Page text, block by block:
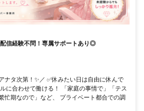
信経験不問！専属サポートあり◎
ナタ次第！✨／ ✅休みたい日は自由に休んで
に合わせて働ける！ 「家庭の事情で」「テス
忙期なので」など、 プライベート都合での調